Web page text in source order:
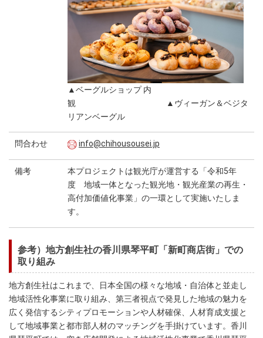
▲ベーグルショップ 内
観 ▲ヴィーガン＆ベジタ
リアンベーグル
問合わせ info@chihousousei.jp
備考
本プロジェクトは観光庁が運営する「令和5年
度 地域一体となった観光地・観光産業の再生・
高付加価値化事業」の一環として実施いたしま
す。
参考）地方創生社の香川県琴平町「新町商店街」での
取り組み
地方創生社はこれまで、日本全国の様々な地域・自治体と並走し
地域活性化事業に取り組み、第三者視点で発見した地域の魅力を
広く発信するシティプロモーションや人材確保、人材育成支援と
して地域事業と都市部人材のマッチングを手掛けています。香川